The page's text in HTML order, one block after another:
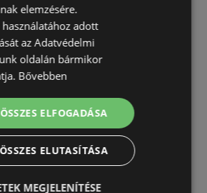
ÉS NON-FOOD KFT. (HU) ajánlatai
tartó elemek itt:
Zrt. üzletei itt: Békéscsaba
aktuális Debrecen akciós újságjai
itt: Révfülöp
elemzésére.
adott
az Adatvédelmi
oldalán bármikor
Bővebben
ÖSSZES ELFOGADÁSA
ÖSSZES ELUTASÍTÁSA
MEGJELENÍTÉSE